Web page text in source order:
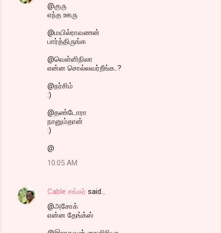
@குரு
எந்த ஊரு
@மயில்ராவணன்
பார்த்திருங்க
@வெள்ளிநிலா
என்ன சொல்லவர்றீங்க..?
@நர்சிம்
:)
@தண்டோரா
நானும்தான்
:)
@
10:05 AM
Cable சங்கர் said…
@அசோக்
என்ன தேங்க்ஸ்